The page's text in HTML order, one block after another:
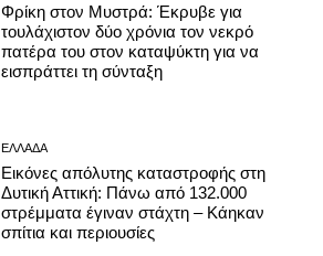
Φρίκη στον Μυστρά: Έκρυβε για
τουλάχιστον δύο χρόνια τον νεκρό
πατέρα του στον καταψύκτη για να
εισπράττει τη σύνταξη
ΕΛΛΆΔΑ
Εικόνες απόλυτης καταστροφής στη
Δυτική Αττική: Πάνω από 132.000
στρέμματα έγιναν στάχτη – Κάηκαν
σπίτια και περιουσίες